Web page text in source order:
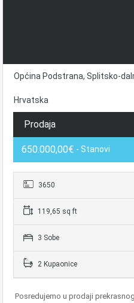
Općina Podstrana, Splitsko-
Hrvatska
Prodaja
650.000,00€ - Stanovi
3650
119,65 sq ft
3 Sobe
2 Kupaonice
Posredujemo u prodaji